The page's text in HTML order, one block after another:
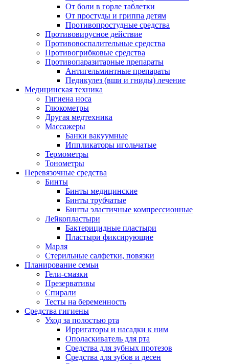
От боли в горле таблетки
От простуды и гриппа детям
Противопростудные средства
Противовирусное действие
Противовоспалительные средства
Противогрибковые средства
Противопаразитарные препараты
Антигельминтные препараты
Педикулез (вши и гниды) лечение
Медицинская техника
Гигиена носа
Глюкометры
Другая медтехника
Массажеры
Банки вакуумные
Иппликаторы игольчатые
Термометры
Тонометры
Перевязочные средства
Бинты
Бинты медицинские
Бинты трубчатые
Бинты эластичные компрессионные
Лейкопластыри
Бактерицидные пластыри
Пластыри фиксирующие
Марля
Стерильные салфетки, повязки
Планирование семьи
Гели-смазки
Презервативы
Спирали
Тесты на беременность
Средства гигиены
Уход за полостью рта
Ирригаторы и насадки к ним
Ополаскиватель для рта
Средства для зубных протезов
Средства для зубов и десен